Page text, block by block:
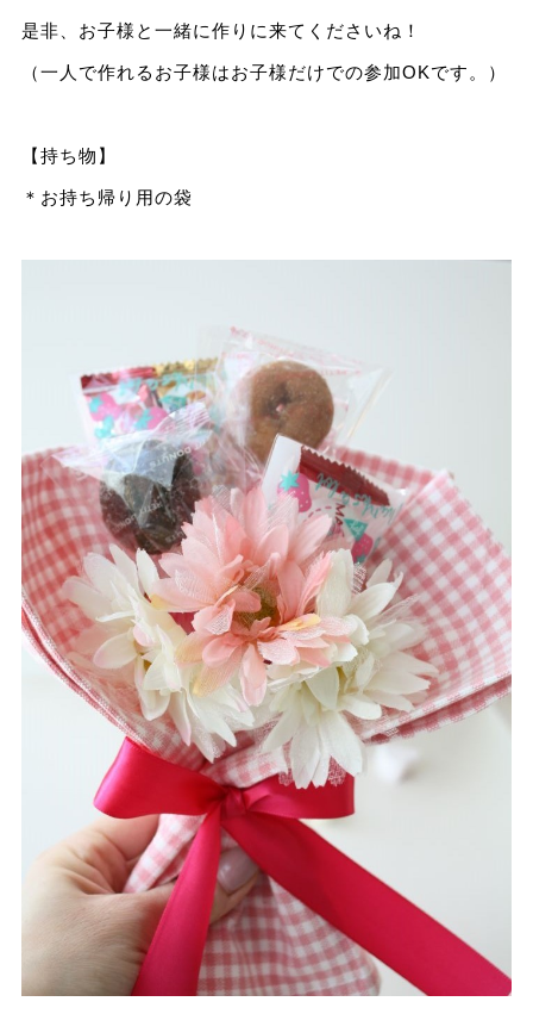
是非、お子様と一緒に作りに来てくださいね！
（一人で作れるお子様はお子様だけでの参加OKです。）
【持ち物】
＊お持ち帰り用の袋